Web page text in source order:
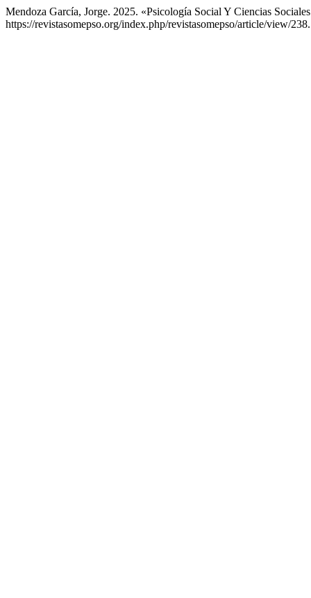
Mendoza García, Jorge. 2025. «Psicología Social Y Ciencias
https://revistasomepso.org/index.php/revistasomepso/article/view/238.